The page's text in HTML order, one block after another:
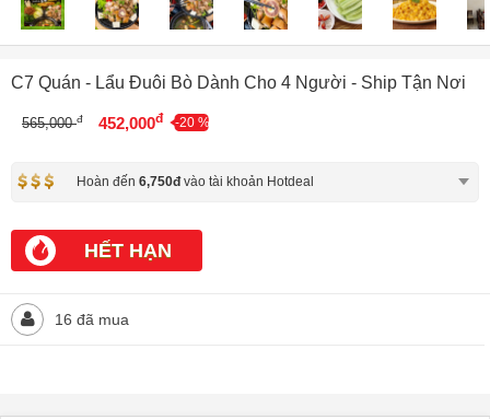
C7 Quán - Lẩu Đuôi Bò Dành Cho 4 Người - Ship Tận Nơi
565,000đ 452,000đ -20 %
Hoàn đến6,750đvào tài khoản Hotdeal
HẾT HẠN
16 đã mua